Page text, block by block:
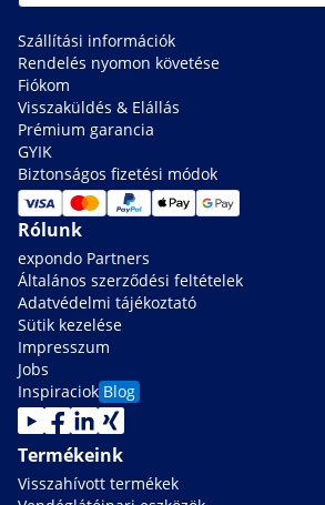
Szállítási információk
Rendelés nyomon követése
Fiókom
Visszaküldés & Elállás
Prémium garancia
GYIK
Biztonságos fizetési módok
Rólunk
expondo Partners
Általános szerződési feltételek
Adatvédelmi tájékoztató
Sütik kezelése
Impresszum
Jobs
Inspiraciok Blog
Termékeink
Visszahívott termékek